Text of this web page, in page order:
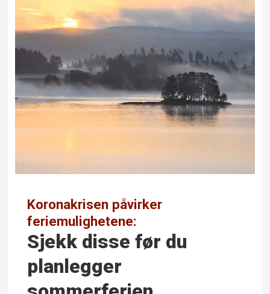
Koronakrisen påvirker
feriemulighetene:
Sjekk disse før du
planlegger